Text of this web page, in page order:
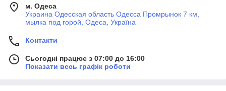
м. Одеса
Украина Одесская область Одесса Промрынок 7 км,
мылка под горой, Одеса, Україна
Контакти
Сьогодні працює з 07:00 до 16:00
Показати весь графік роботи